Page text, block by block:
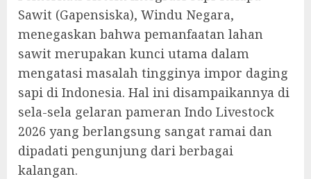
Sawit (Gapensiska), Windu Negara,
menegaskan bahwa pemanfaatan lahan
sawit merupakan kunci utama dalam
mengatasi masalah tingginya impor daging
sapi di Indonesia. Hal ini disampaikannya di
sela-sela gelaran pameran Indo Livestock
2026 yang berlangsung sangat ramai dan
dipadati pengunjung dari berbagai
kalangan.